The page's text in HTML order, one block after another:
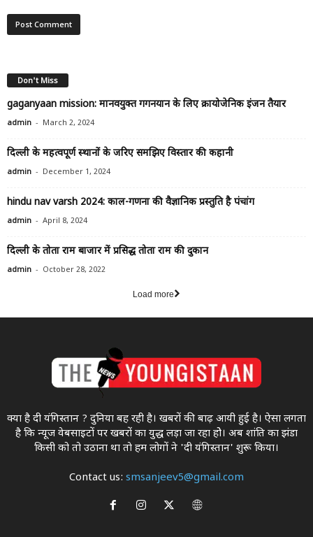
Don't Miss
gaganyaan mission: मानवयुक्त गगनयान के लिए क्रायोजेनिक इंजन तैयार
admin - March 2, 2024
दिल्ली के महत्वपूर्ण स्थानों के जरिए समझिए विस्तार की कहानी
admin - December 1, 2024
hindu nav varsh 2024: काल-गणना की वैज्ञानिक प्रस्तुति है पंचांग
admin - April 8, 2024
दिल्ली के तोता राम बाजार में प्रसिद्ध तोता राम की दुकान
admin - October 28, 2022
Load more
क्या है दी यंगिस्तान ? दुनिया बह रही है। खबरों की बाढ़ आयी हुई है। ऐसा लगता
है कि न्यूज वेबसाइटों पर खबरों का युद्ध लड़ा जा रहा होे। अब शांति का झंडा
किसी को तो उठाना था ताे हम लोगों ने 'दी यंगिस्तान' शुरू किया।
Contact us: smsanjeev5@gmail.com